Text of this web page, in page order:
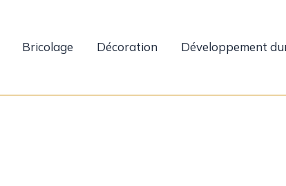
Bricolage Décoration Développement